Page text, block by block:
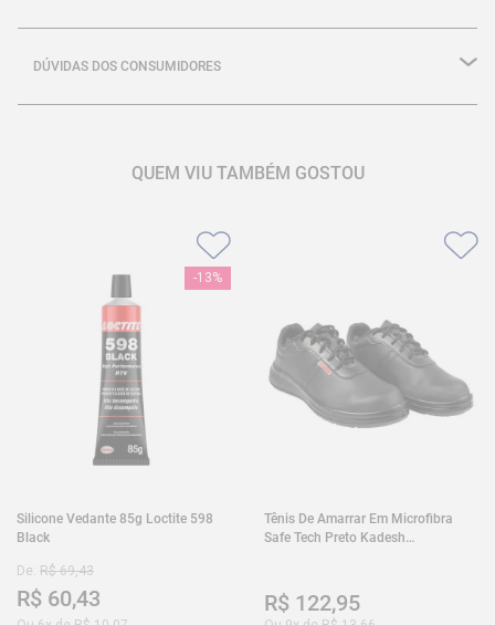
DÚVIDAS DOS CONSUMIDORES
QUEM VIU TAMBÉM GOSTOU
-13%
Silicone Vedante 85g Loctite 598
Black
De: R$ 69,43
R$ 60,43
Tênis De Amarrar Em Microfibra
Safe Tech Preto Kadesh
R$ 122,95